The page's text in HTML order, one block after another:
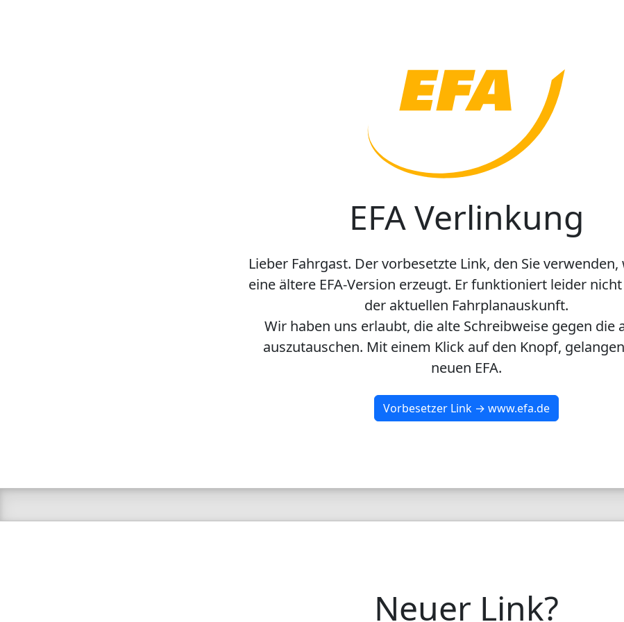
EFA Verlinkung
Lieber Fahrgast. Der vorbesetzte Link, den Sie
eine ältere EFA-Version erzeugt. Er funktioniert leider
der aktuellen Fahrplanauskunft.
Wir haben uns erlaubt, die alte Schreibweise gegen die
auszutauschen. Mit einem Klick auf den Knopf,
neuen EFA.
Vorbesetzer Link → www.efa.de
Neuer Link?